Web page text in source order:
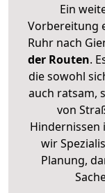
Ein
Vorbereitung
Ruhr nach
der Routen.
die sowohl
auch ratsam,
von
Hindernissen
wir
Planung,